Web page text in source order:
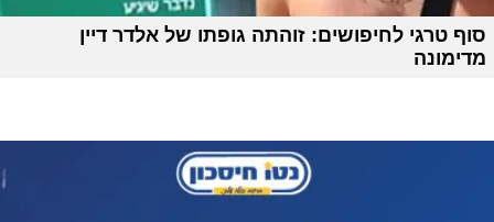
סוף טרגי לחיפושים: זוהתה גופתו של אלדר דיין
מדימונה